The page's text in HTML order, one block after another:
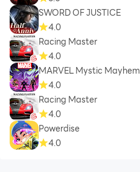
SWORD OF JUSTICE
4.0
Racing Master
4.0
MARVEL Mystic Mayhem
4.0
Racing Master
4.0
Powerdise
4.0